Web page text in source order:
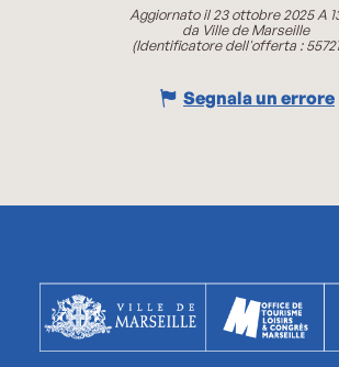
Aggiornato il 23 ottobre 2025 A
da Ville de Marseille
(Identificatore dell'offerta :
Segnala un errore